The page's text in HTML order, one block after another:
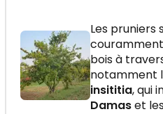
Les pruniers
bois à
notamment
insititia, qui
Damaset